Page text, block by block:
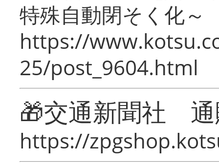
特殊自動閉そく化～
https://
25/post_9604.html
🎁交通新聞社
https://